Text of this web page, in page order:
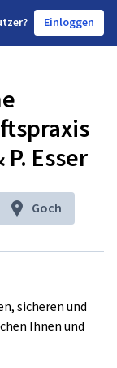
Einloggen
P. Esser
Goch
sicheren und
Ihnen und